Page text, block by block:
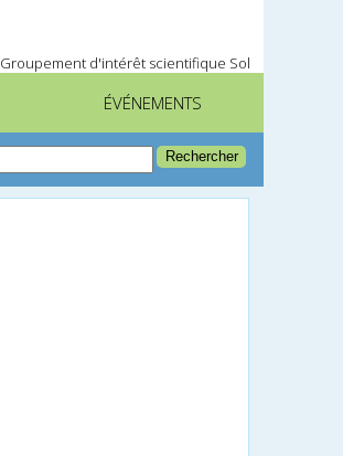
Groupement d'intérêt scientifique Sol
ÉVÉNEMENTS